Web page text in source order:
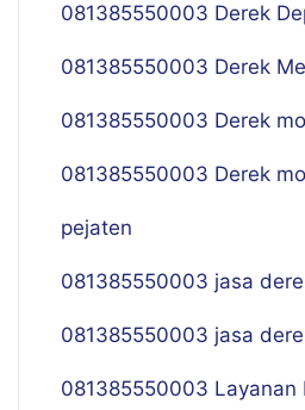
081385550003 Derek
081385550003 Derek
081385550003 Derek
081385550003 Derek
pejaten
081385550003 jasa
081385550003 jasa
081385550003 Layanan